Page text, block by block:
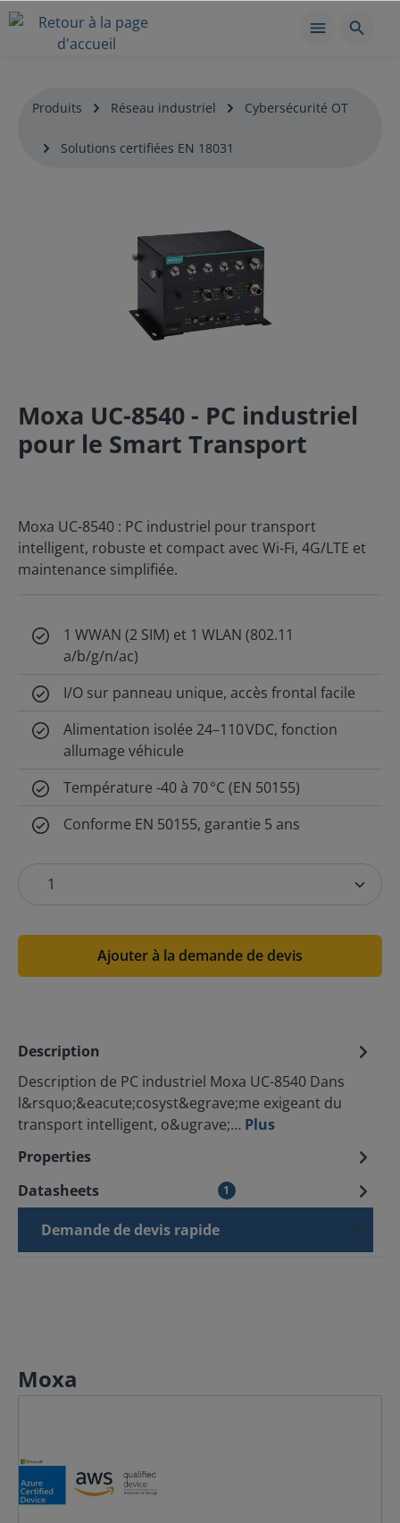
Produits Réseau industriel Cybersécurité OT
Solutions certifiées EN 18031
Moxa UC-8540 - PC industriel
pour le Smart Transport
Moxa UC-8540 : PC industriel pour transport
intelligent, robuste et compact avec Wi-Fi, 4G/LTE et
maintenance simplifiée.
1 WWAN (2 SIM) et 1 WLAN (802.11
a/b/g/n/ac)
I/O sur panneau unique, accès frontal facile
Alimentation isolée 24–110 VDC, fonction
allumage véhicule
Température -40 à 70 °C (EN 50155)
Conforme EN 50155, garantie 5 ans
Ajouter à la demande de devis
Description
Description de PC industriel Moxa UC-8540 Dans
l&rsquo;&eacute;cosyst&egrave;me exigeant du
transport intelligent, o&ugrave;… Plus
Properties
Datasheets
1
Demande de devis rapide
Moxa